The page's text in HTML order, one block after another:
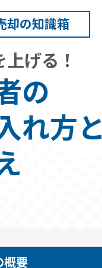
却の知識箱
げる！
の
れ⽅
概要